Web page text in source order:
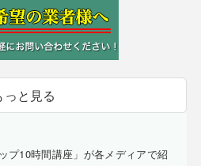
っと見る
プ10時間講座」が各メディアで紹